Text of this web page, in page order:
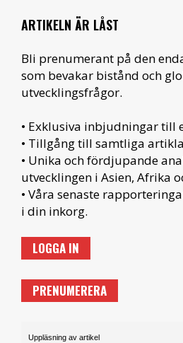
ARTIKELN ÄR LÅST
Bli prenumerant på den
som bevakar bistånd och
utvecklingsfrågor.
• Exklusiva inbjudningar till
• Tillgång till samtliga
• Unika och fördjupande
utvecklingen i Asien, Afrika
• Våra senaste
i din inkorg.
LOGGA IN
PRENUMERERA
Uppläsning av artikel